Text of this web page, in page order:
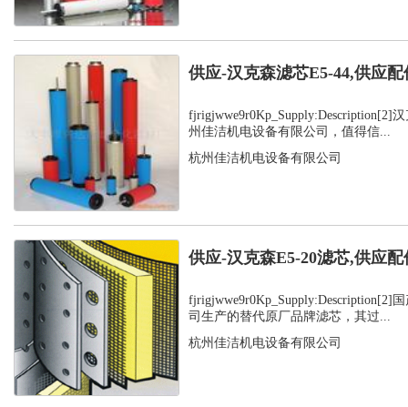
供应-汉克森滤芯E5-44,供应配
fjrigjwwe9r0Kp_Supply:Description[2]
州佳洁机电设备有限公司，值得信...
杭州佳洁机电设备有限公司
供应-汉克森E5-20滤芯,供应配
fjrigjwwe9r0Kp_Supply:Description[2]
司生产的替代原厂品牌滤芯，其过...
杭州佳洁机电设备有限公司